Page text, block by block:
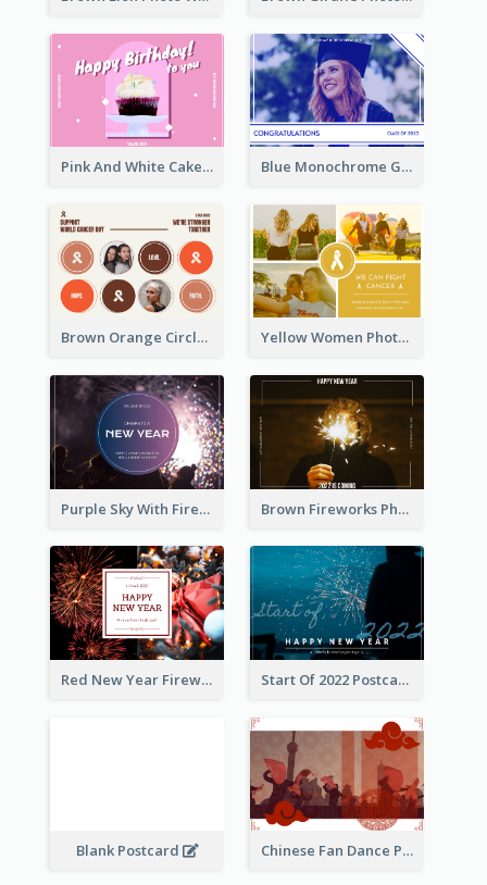
Pink And White Cake Photo Birthday Postcard Blue Monochrome Graduation Photo Congratulations Postcard
Brown Orange Circles World Cancer Day Postcard Yellow Women Photo Grid World Cancer Day Postcard
Purple Sky With Fireworks Background New Year Postcard Brown Fireworks Photo Happy New Year Postcard
Red New Year Fireworks and Bow Tie Postcard Start Of 2022 Postcard
Blank Postcard Chinese Fan Dance Postcard